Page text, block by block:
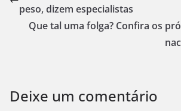
peso, dizem especialistas
Que tal uma folga? Confira os
Deixe um comentário